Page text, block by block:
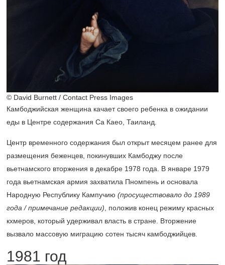
© David Burnett / Contact Press Images
Камбоджийская женщина качает своего ребенка в ожидании
еды в Центре содержания Са Каео, Таиланд.
Центр временного содержания был открыт месяцем ранее для
размещения беженцев, покинувших Камбоджу после
вьетнамского вторжения в декабре 1978 года. В январе 1979
года вьетнамская армия захватила Пномпень и основала
Народную Республику Кампучию (просуществовало до 1989
года / примечание редакции) , положив конец режиму красных
кхмеров, который удерживал власть в стране. Вторжение
вызвало массовую миграцию сотен тысяч камбоджийцев.
1981 год